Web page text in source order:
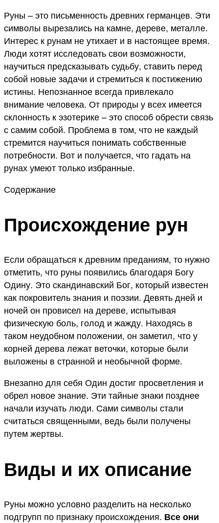
Руны – это письменность древних германцев. Эти
символы вырезались на камне, дереве, металле.
Интерес к рунам не утихает и в настоящее время.
Люди хотят исследовать свои возможности,
научиться предсказывать судьбу, ставить перед
собой новые задачи и стремиться к постижению
истины. Непознанное всегда привлекало
внимание человека. От природы у всех имеется
склонность к эзотерике – это способ обрести связь
с самим собой. Проблема в том, что не каждый
стремится научиться понимать собственные
потребности. Вот и получается, что гадать на
рунах умеют только избранные.
Содержание
Происхождение рун
Если обращаться к древним преданиям, то нужно
отметить, что руны появились благодаря Богу
Одину. Это скандинавский Бог, который известен
как покровитель знания и поэзии. Девять дней и
ночей он провисел на дереве, испытывая
физическую боль, голод и жажду. Находясь в
таком неудобном положении, он заметил, что у
корней дерева лежат веточки, которые были
выложены в странной и необычной форме.
Внезапно для себя Один достиг просветления и
обрел новое знание. Эти тайные знаки позднее
начали изучать люди. Сами символы стали
считаться священными, ведь были получены
путем жертвы.
Виды и их описание
Руны можно условно разделить на несколько
подгрупп по признаку происхождения. Все они